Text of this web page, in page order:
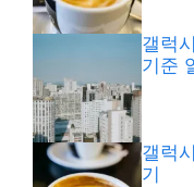
갤럭
기준
갤럭
기